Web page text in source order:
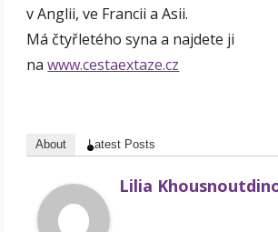
v Anglii, ve Francii a Asii.
Má čtyřletého syna a najdete ji
nawww.cestaextaze.cz
About Latest Posts
Lilia